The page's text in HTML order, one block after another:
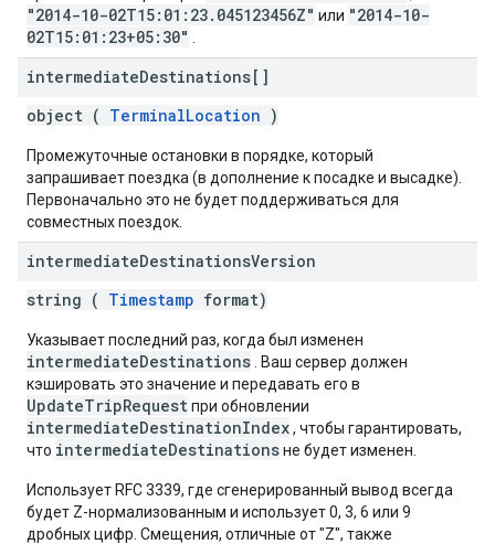
"2014-10-02T15:01:23.045123456Z" или "2014-10-
02T15:01:23+05:30"
intermediateDestinations[]
object ( TerminalLocation )
Промежуточные остановки в порядке, который
запрашивает поездка (в дополнение к посадке и высадке).
Первоначально это не будет поддерживаться для
совместных поездок.
intermediateDestinationsVersion
string ( Timestamp format)
Указывает последний раз, когда был изменен
intermediateDestinations . Ваш сервер должен
кэшировать это значение и передавать его в
UpdateTripRequestпри обновлении
intermediateDestinationIndex, чтобы гарантировать,
что intermediateDestinationsне будет изменен.
Использует RFC 3339, где сгенерированный вывод всегда
будет Z-нормализованным и использует 0, 3, 6 или 9
дробных цифр. Смещения, отличные от "Z", также